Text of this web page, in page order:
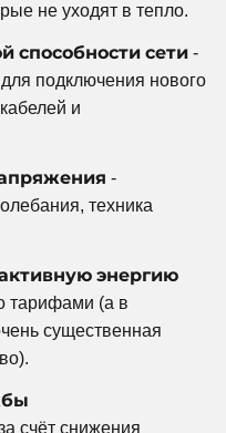
не уходят в тепло.
способности сети -
подключения нового
и
-
техника
энергию
тарифами (а в
существенная
счёт снижения